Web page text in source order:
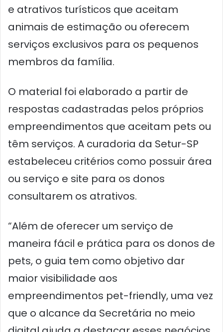
e atrativos turísticos que aceitam
animais de estimação ou oferecem
serviços exclusivos para os pequenos
membros da família.
O material foi elaborado a partir de
respostas cadastradas pelos próprios
empreendimentos que aceitam pets ou
têm serviços. A curadoria da Setur-SP
estabeleceu critérios como possuir área
ou serviço e site para os donos
consultarem os atrativos.
“Além de oferecer um serviço de
maneira fácil e prática para os donos de
pets, o guia tem como objetivo dar
maior visibilidade aos
empreendimentos pet-friendly, uma vez
que o alcance da Secretária no meio